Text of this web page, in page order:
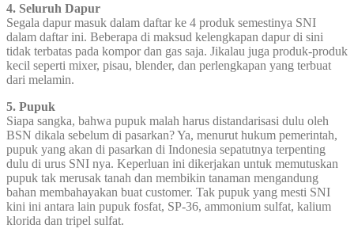
4. Seluruh Dapur
Segala dapur masuk dalam daftar ke 4 produk semestinya SNI
dalam daftar ini. Beberapa di maksud kelengkapan dapur di sini
tidak terbatas pada kompor dan gas saja. Jikalau juga produk-produk
kecil seperti mixer, pisau, blender, dan perlengkapan yang terbuat
dari melamin.
5. Pupuk
Siapa sangka, bahwa pupuk malah harus distandarisasi dulu oleh
BSN dikala sebelum di pasarkan? Ya, menurut hukum pemerintah,
pupuk yang akan di pasarkan di Indonesia sepatutnya terpenting
dulu di urus SNI nya. Keperluan ini dikerjakan untuk memutuskan
pupuk tak merusak tanah dan membikin tanaman mengandung
bahan membahayakan buat customer. Tak pupuk yang mesti SNI
kini ini antara lain pupuk fosfat, SP-36, ammonium sulfat, kalium
klorida dan tripel sulfat.